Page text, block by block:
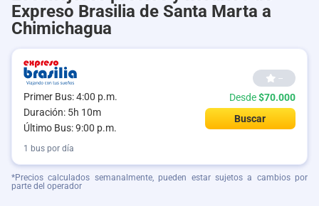
Expreso Brasilia de Santa Marta a
Chimichagua
Primer Bus: 4:00 p.m.
Duración: 5h 10m
Último Bus: 9:00 p.m.
--
Desde$70.000
Buscar
1 bus por día
*Precios calculados semanalmente, pueden estar sujetos a cambios por
parte del operador